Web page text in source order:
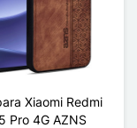
Xiaomi Redmi
Pro 4G AZNS